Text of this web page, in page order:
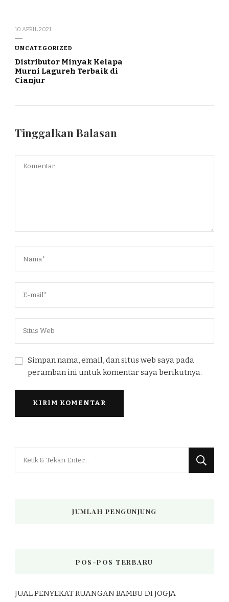
10 APRIL 2021
UNCATEGORIZED
Distributor Minyak Kelapa
Murni Lagureh Terbaik di
Cianjur
Tinggalkan Balasan
Simpan nama, email, dan situs web saya pada
peramban ini untuk komentar saya berikutnya.
JUMLAH PENGUNJUNG
POS-POS TERBARU
JUAL PENYEKAT RUANGAN BAMBU DI JOGJA